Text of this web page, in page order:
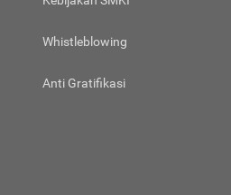
Whistleblowing
Anti Gratifikasi